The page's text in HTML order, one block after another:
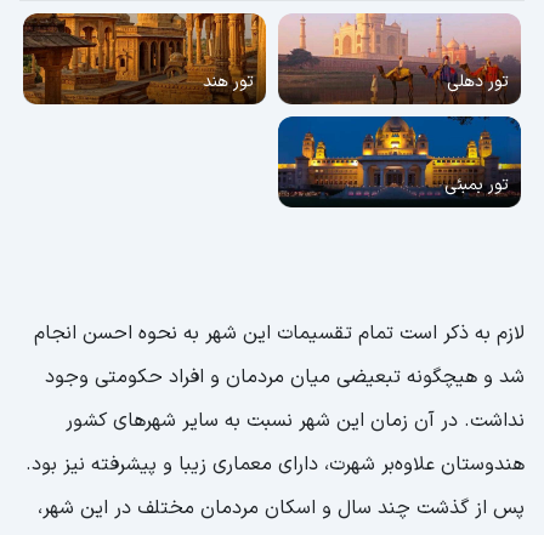
تور دهلی تور هند
تور بمبئی
لازم به ذکر است تمام تقسیمات این شهر به نحوه احسن انجام
شد و هیچگونه تبعیضی میان مردمان و افراد حکومتی وجود
نداشت. در آن زمان این شهر نسبت به سایر شهر‌های کشور
هندوستان علاوه‌بر شهرت، دارای معماری زیبا و پیشرفته نیز بود.
پس از گذشت چند سال و اسکان مردمان مختلف در این شهر،